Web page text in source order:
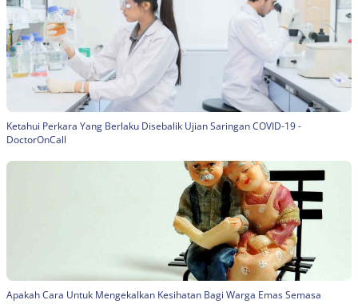
Ketahui Perkara Yang Berlaku Disebalik Ujian Saringan COVID-19 -
DoctorOnCall
Apakah Cara Untuk Mengekalkan Kesihatan Bagi Warga Emas Semasa